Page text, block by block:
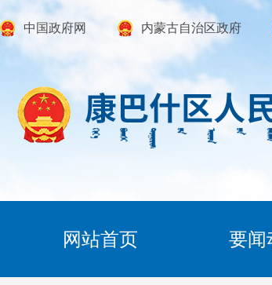
中国政府网 内蒙古自治区政府
网站首页 要闻